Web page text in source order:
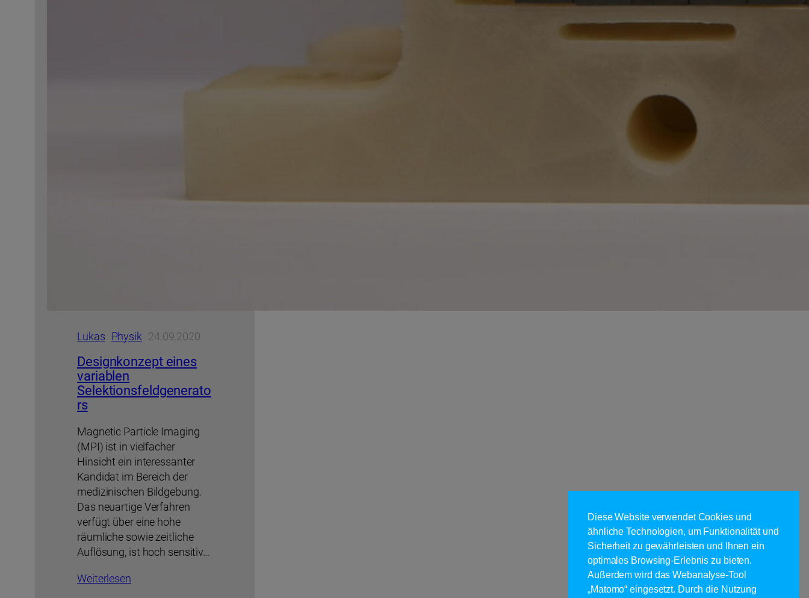
Lukas Physik 24.09.2020
Designkonzept eines
variablen
Selektionsfeldgenerato
rs
Magnetic Particle Imaging
(MPI) ist in vielfacher
Hinsicht ein interessanter
Kandidat im Bereich der
medizinischen Bildgebung.
Das neuartige Verfahren
verfügt über eine hohe
räumliche sowie zeitliche
Auflösung, ist hoch sensitiv…
Weiterlesen
Diese Website verwendet Cookies und
ähnliche Technologien, um Funktionalität und
Sicherheit zu gewährleisten und Ihnen ein
optimales Browsing-Erlebnis zu bieten.
Außerdem wird das Webanalyse-Tool
„Matomo“ eingesetzt. Durch die Nutzung